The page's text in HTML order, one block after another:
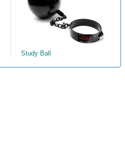
Study Ball